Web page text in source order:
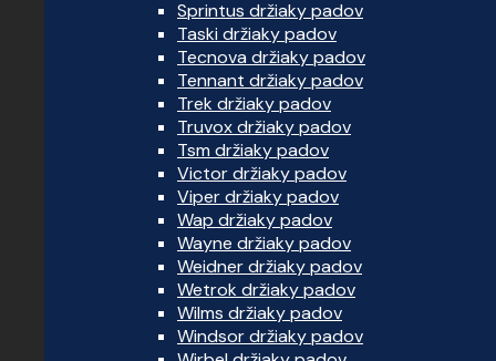
Sprintus držiaky padov
Taski držiaky padov
Tecnova držiaky padov
Tennant držiaky padov
Trek držiaky padov
Truvox držiaky padov
Tsm držiaky padov
Victor držiaky padov
Viper držiaky padov
Wap držiaky padov
Wayne držiaky padov
Weidner držiaky padov
Wetrok držiaky padov
Wilms držiaky padov
Windsor držiaky padov